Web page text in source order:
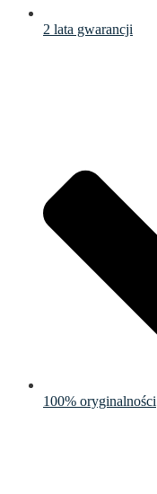
2 lata gwarancji
100% oryginalności